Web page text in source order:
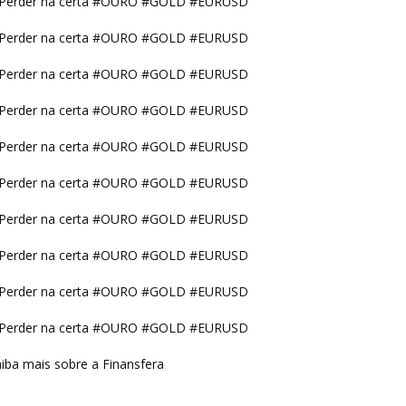
na certa #OURO #GOLD #EURUSD
na certa #OURO #GOLD #EURUSD
na certa #OURO #GOLD #EURUSD
na certa #OURO #GOLD #EURUSD
na certa #OURO #GOLD #EURUSD
na certa #OURO #GOLD #EURUSD
na certa #OURO #GOLD #EURUSD
na certa #OURO #GOLD #EURUSD
na certa #OURO #GOLD #EURUSD
mais sobre a Finansfera